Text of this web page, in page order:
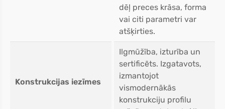
dēļ preces krāsa, forma
vai citi parametri var
atšķirties.
Konstrukcijas iezīmes
Ilgmūžība, izturība un
sertificēts. Izgatavots,
izmantojot
vismodernākās
konstrukciju profilu